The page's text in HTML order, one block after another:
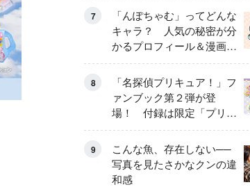
7
「んぽちゃむ」ってどんな
キャラ？ 人気の秘密が分
かるプロフィール＆漫画ま
とめ
8
「名探偵プリキュア！」フ
ァンブック第２弾が登
場！ 付録は限定「プリキ
ュアマコトジュエル キュ
アアルカナ・シャドウ ア
イスver.」 キュアエクレ
ールを大特集！
9
こんな魚、存在しない──
写真を見たさかなクンの違
和感